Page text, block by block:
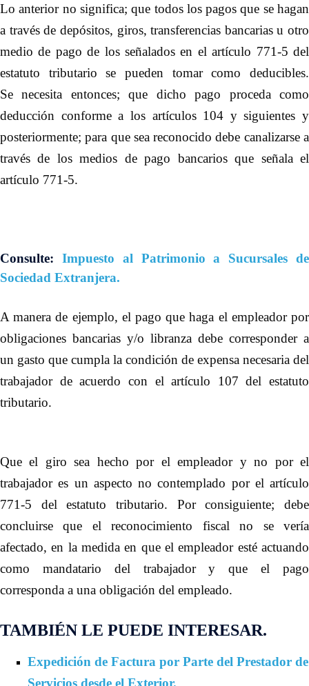
Lo anterior no significa; que todos los pagos que se hagan
a través de depósitos, giros, transferencias bancarias u otro
medio de pago de los señalados en el artículo 771-5 del
estatuto tributario se pueden tomar como deducibles.
Se necesita entonces; que dicho pago proceda como
deducción conforme a los artículos 104 y siguientes y
posteriormente; para que sea reconocido debe canalizarse a
través de los medios de pago bancarios que señala el
artículo 771-5.
Consulte: Impuesto al Patrimonio a Sucursales de
Sociedad Extranjera.
A manera de ejemplo, el pago que haga el empleador por
obligaciones bancarias y/o libranza debe corresponder a
un gasto que cumpla la condición de expensa necesaria del
trabajador de acuerdo con el artículo 107 del estatuto
tributario.
Que el giro sea hecho por el empleador y no por el
trabajador es un aspecto no contemplado por el artículo
771-5 del estatuto tributario. Por consiguiente; debe
concluirse que el reconocimiento fiscal no se vería
afectado, en la medida en que el empleador esté actuando
como mandatario del trabajador y que el pago
corresponda a una obligación del empleado.
TAMBIÉN LE PUEDE INTERESAR.
Expedición de Factura por Parte del Prestador de
Servicios desde el Exterior.